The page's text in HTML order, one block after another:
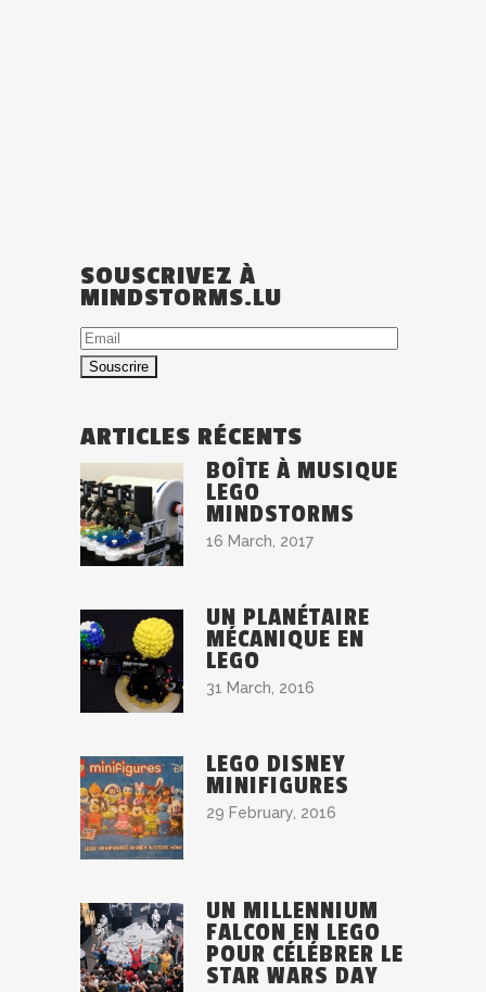
SOUSCRIVEZ À
MINDSTORMS.LU
Email
ARTICLES RÉCENTS
BOÎTE À MUSIQUE
LEGO
MINDSTORMS
16 March, 2017
UN PLANÉTAIRE
MÉCANIQUE EN
LEGO
31 March, 2016
LEGO DISNEY
MINIFIGURES
29 February, 2016
UN MILLENNIUM
FALCON EN LEGO
POUR CÉLÉBRER LE
STAR WARS DAY